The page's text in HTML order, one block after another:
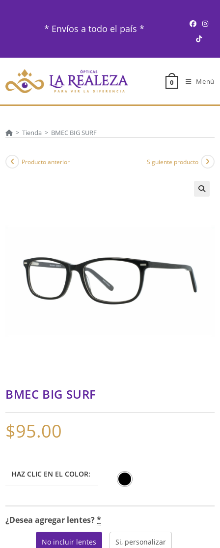
* Envíos a todo el país *
0 Menú
> Tienda > BMEC BIG SURF
Producto anterior Siguiente producto
BMEC BIG SURF
$95.00
HAZ CLIC EN EL COLOR:
¿Desea agregar lentes?*
No incluir lentes Si, personalizar